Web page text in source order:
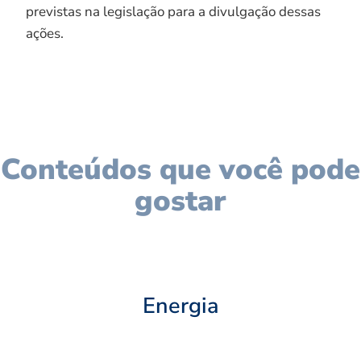
previstas na legislação para a divulgação dessas
ações.
Conteúdos que você pode
gostar
Energia